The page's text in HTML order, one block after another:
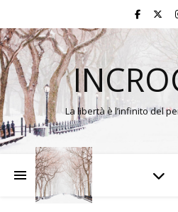
La libertà è l’infinito del